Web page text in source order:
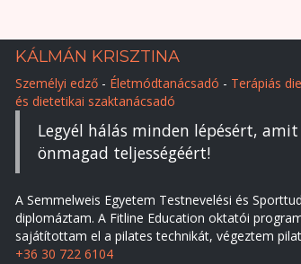
KÁLMÁN KRISZTINA
Személyi edző - Életmódtanácsadó - Terápiás
és dietetikai szaktanácsadó
Legyél hálás minden lépésért,
önmagad teljességéért!
A Semmelweis Egyetem Testnevelési és
diplomáztam. A Fitline Education oktatói
sajátítottam el a pilates technikát, végeztem
+36 30 722 6104